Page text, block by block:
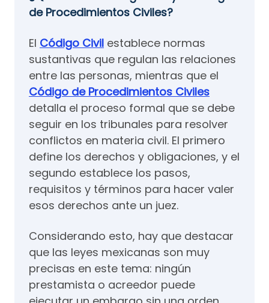
de Procedimientos Civiles?
El Código Civil establece normas
sustantivas que regulan las relaciones
entre las personas, mientras que el
Código de Procedimientos Civiles
detalla el proceso formal que se debe
seguir en los tribunales para resolver
conflictos en materia civil. El primero
define los derechos y obligaciones, y el
segundo establece los pasos,
requisitos y términos para hacer valer
esos derechos ante un juez.
Considerando esto, hay que destacar
que las leyes mexicanas son muy
precisas en este tema: ningún
prestamista o acreedor puede